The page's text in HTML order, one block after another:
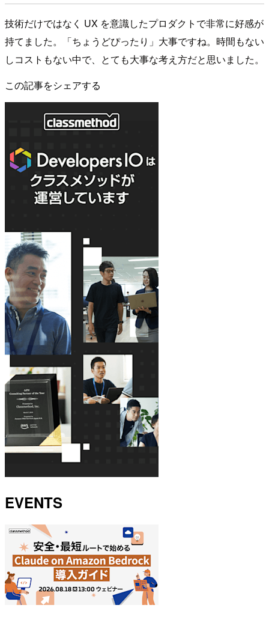
技術だけではなく UX を意識したプロダクトで非常に好感が
持てました。「ちょうどぴったり」大事ですね。時間もない
しコストもない中で、とても大事な考え方だと思いました。
この記事をシェアする
EVENTS